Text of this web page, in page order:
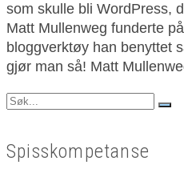
som skulle bli WordPress,
Matt Mullenweg funderte
bloggverktøy han benyttet
gjør man så! Matt
Search
Spisskompetanse